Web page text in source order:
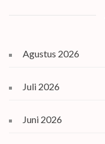
Agustus 2026
Juli 2026
Juni 2026